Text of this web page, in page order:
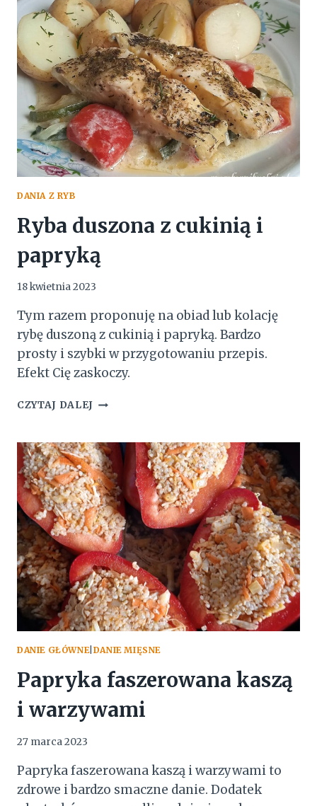
SZPARAGOWĄ
DANIA Z RYB
Ryba duszona z cukinią i
papryką
18 kwietnia 2023
Tym razem proponuję na obiad lub kolację
rybę duszoną z cukinią i papryką. Bardzo
prosty i szybki w przygotowaniu przepis.
Efekt Cię zaskoczy.
CZYTAJ DALEJ RYBA
CUKINIĄ
I
PAPRYKĄ
DANIE GŁÓWNE| DANIE MIĘSNE
Papryka faszerowana kaszą
i warzywami
27 marca 2023
Papryka faszerowana kaszą i warzywami to
zdrowe i bardzo smaczne danie. Dodatek